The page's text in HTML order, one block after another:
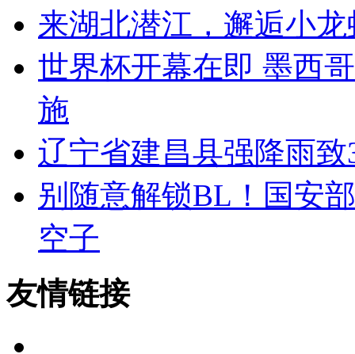
来湖北潜江，邂逅小
世界杯开幕在即 墨西
施
辽宁省建昌县强降雨
别随意解锁BL！国安
空子
友情链接